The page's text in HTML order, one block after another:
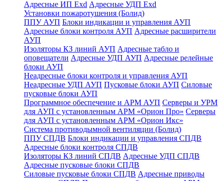
Адресные ИП Exd Адресные УДП Exd
Установки пожаротушения (Болид)
ППУ АУП Блоки индикации и управления АУП
Адресные блоки контроля АУП Адресные расширители
АУП
Изоляторы КЗ линий АУП Адресные табло и
оповещатели Адресные УДП АУП Адресные релейные
блоки АУП
Неадресные блоки контроля и управления АУП
Неадресные УДП АУП Пусковые блоки АУП Силовые
пусковые блоки АУП
Программное обеспечение и АРМ АУП Серверы и УРМ
для АУП с установленным АРМ «Орион Про» Серверы
для АУП с установленным АРМ «Орион Икс»
Система противодымной вентиляции (Болид)
ППУ СПДВ Блоки индикации и управления СПДВ
Адресные блоки контроля СПДВ
Изоляторы КЗ линий СПДВ Адресные УДП СПДВ
Адресные пусковые блоки СПДВ
Силовые пусковые блоки СПДВ Адресные приводы